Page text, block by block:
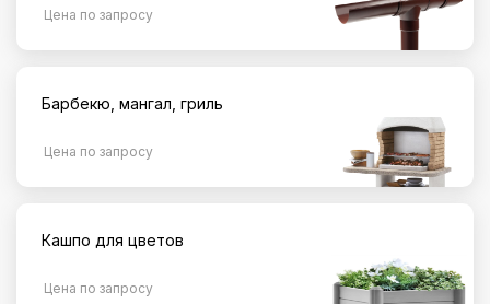
Цена по запросу
Барбекю, мангал, гриль
Цена по запросу
Кашпо для цветов
Цена по запросу